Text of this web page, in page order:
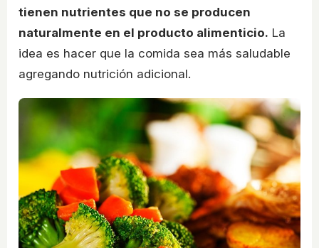
tienen nutrientes que no se producen
naturalmente en el producto alimenticio. La
idea es hacer que la comida sea más saludable
agregando nutrición adicional.